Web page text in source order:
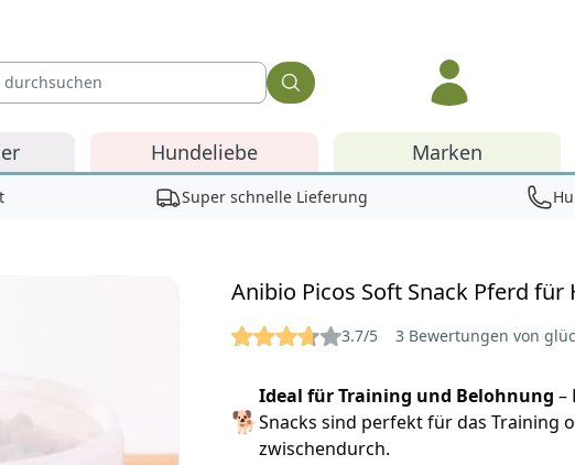
Hundeliebe Marken
Super schnelle Lieferung
Anibio Picos Soft Snack Pferd für
Reviews 3.7/5 3 Bewertungen von
🐕
Ideal für Training und Belohnung –
Snacks sind perfekt für das Training
zwischendurch.